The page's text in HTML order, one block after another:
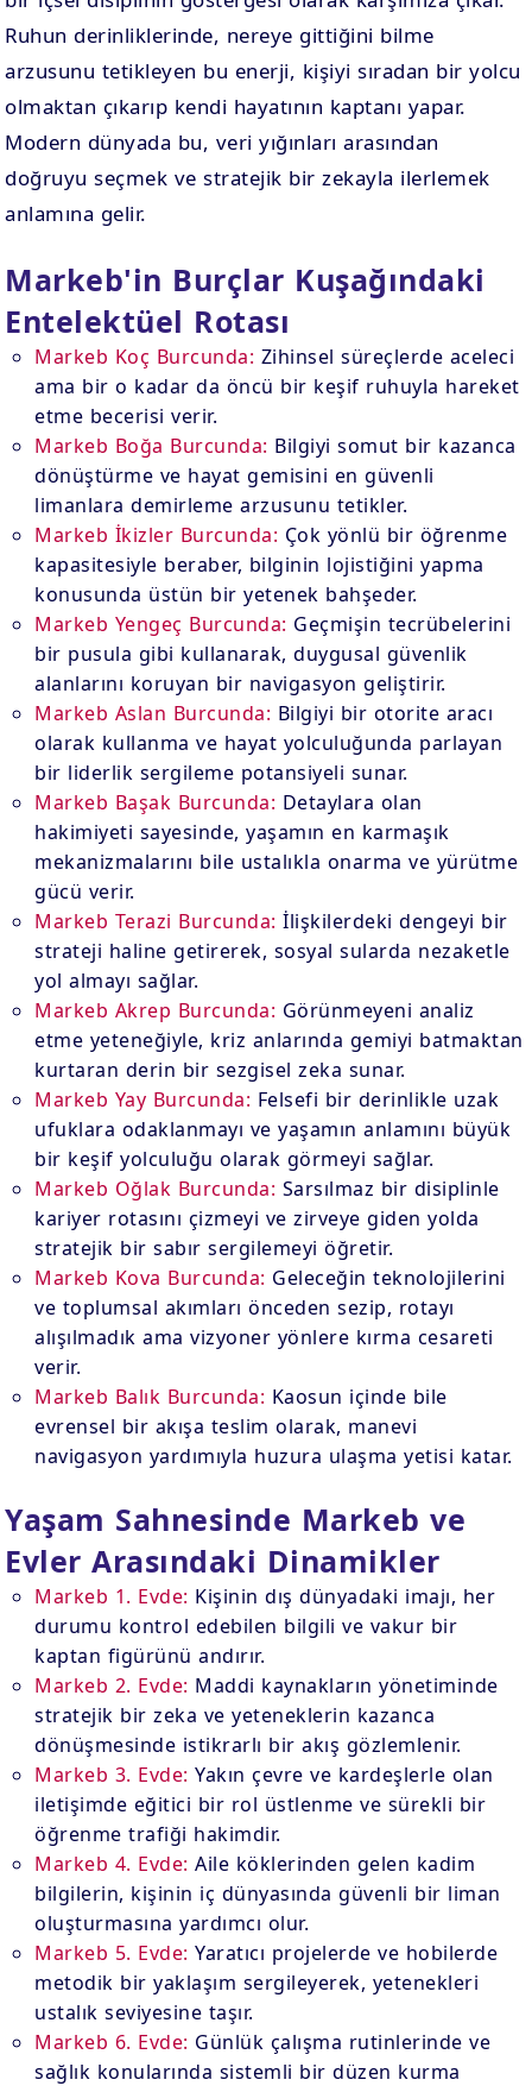
Ruhun derinliklerinde, nereye gittiğini bilme
arzusunu tetikleyen bu enerji, kişiyi sıradan bir yolcu
olmaktan çıkarıp kendi hayatının kaptanı yapar.
Modern dünyada bu, veri yığınları arasından
doğruyu seçmek ve stratejik bir zekayla ilerlemek
anlamına gelir.
Markeb'in Burçlar Kuşağındaki
Entelektüel Rotası
Markeb Koç Burcunda: Zihinsel süreçlerde aceleci
ama bir o kadar da öncü bir keşif ruhuyla hareket
etme becerisi verir.
Markeb Boğa Burcunda: Bilgiyi somut bir kazanca
dönüştürme ve hayat gemisini en güvenli
limanlara demirleme arzusunu tetikler.
Markeb İkizler Burcunda: Çok yönlü bir öğrenme
kapasitesiyle beraber, bilginin lojistiğini yapma
konusunda üstün bir yetenek bahşeder.
Markeb Yengeç Burcunda: Geçmişin tecrübelerini
bir pusula gibi kullanarak, duygusal güvenlik
alanlarını koruyan bir navigasyon geliştirir.
Markeb Aslan Burcunda: Bilgiyi bir otorite aracı
olarak kullanma ve hayat yolculuğunda parlayan
bir liderlik sergileme potansiyeli sunar.
Markeb Başak Burcunda: Detaylara olan
hakimiyeti sayesinde, yaşamın en karmaşık
mekanizmalarını bile ustalıkla onarma ve yürütme
gücü verir.
Markeb Terazi Burcunda: İlişkilerdeki dengeyi bir
strateji haline getirerek, sosyal sularda nezaketle
yol almayı sağlar.
Markeb Akrep Burcunda: Görünmeyeni analiz
etme yeteneğiyle, kriz anlarında gemiyi batmaktan
kurtaran derin bir sezgisel zeka sunar.
Markeb Yay Burcunda: Felsefi bir derinlikle uzak
ufuklara odaklanmayı ve yaşamın anlamını büyük
bir keşif yolculuğu olarak görmeyi sağlar.
Markeb Oğlak Burcunda: Sarsılmaz bir disiplinle
kariyer rotasını çizmeyi ve zirveye giden yolda
stratejik bir sabır sergilemeyi öğretir.
Markeb Kova Burcunda: Geleceğin teknolojilerini
ve toplumsal akımları önceden sezip, rotayı
alışılmadık ama vizyoner yönlere kırma cesareti
verir.
Markeb Balık Burcunda: Kaosun içinde bile
evrensel bir akışa teslim olarak, manevi
navigasyon yardımıyla huzura ulaşma yetisi katar.
Yaşam Sahnesinde Markeb ve
Evler Arasındaki Dinamikler
Markeb 1. Evde: Kişinin dış dünyadaki imajı, her
durumu kontrol edebilen bilgili ve vakur bir
kaptan figürünü andırır.
Markeb 2. Evde: Maddi kaynakların yönetiminde
stratejik bir zeka ve yeteneklerin kazanca
dönüşmesinde istikrarlı bir akış gözlemlenir.
Markeb 3. Evde: Yakın çevre ve kardeşlerle olan
iletişimde eğitici bir rol üstlenme ve sürekli bir
öğrenme trafiği hakimdir.
Markeb 4. Evde: Aile köklerinden gelen kadim
bilgilerin, kişinin iç dünyasında güvenli bir liman
oluşturmasına yardımcı olur.
Markeb 5. Evde: Yaratıcı projelerde ve hobilerde
metodik bir yaklaşım sergileyerek, yetenekleri
ustalık seviyesine taşır.
Markeb 6. Evde: Günlük çalışma rutinlerinde ve
sağlık konularında sistemli bir düzen kurma